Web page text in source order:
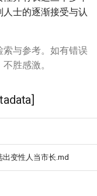
士的逐渐接受与认
与参考。如有错误
胜感激。
变性人当市长.md